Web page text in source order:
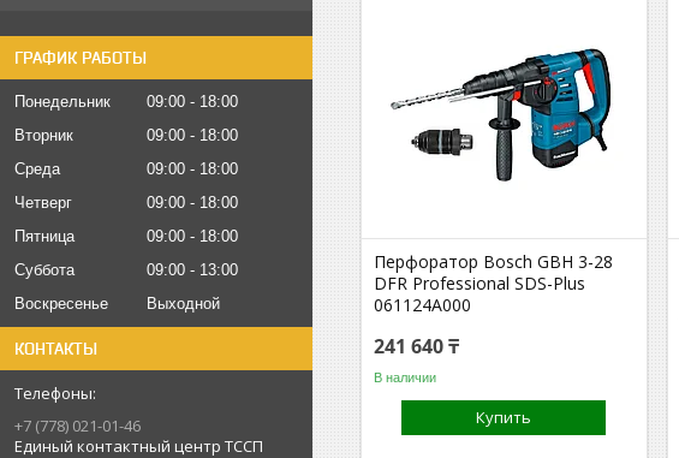
ГРАФИК РАБОТЫ
Понедельник 09:00
18:00
Вторник
09:00
18:00
Среда
09:00
18:00
Четверг
09:00
18:00
Пятница
09:00
18:00
Суббота
09:00
13:00
Воскресенье
Выходной
КОНТАКТЫ
+7 (778) 021-01-46
Единый контактный центр ТССП
Перфоратор Bosch GBH 3-28
DFR Professional SDS-Plus
061124A000
241 640 ₸
В наличии
Купить